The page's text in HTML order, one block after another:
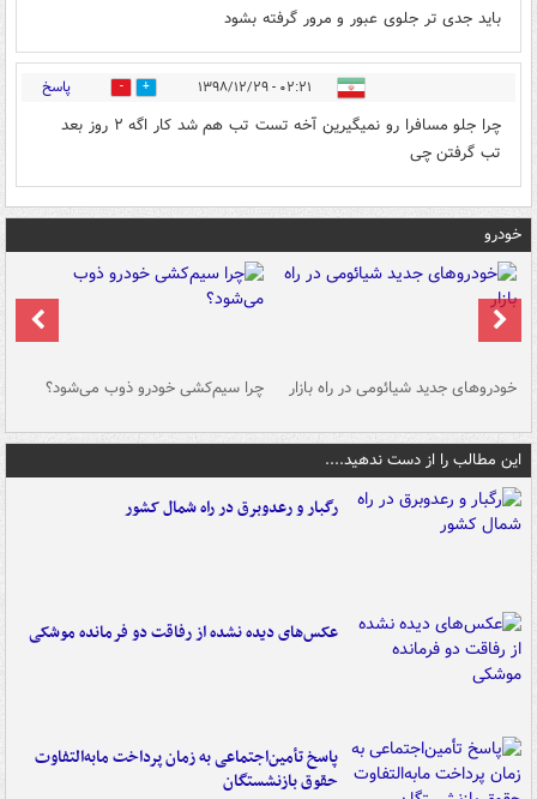
باید جدی تر جلوی عبور و مرور گرفته بشود
۰۲:۲۱ - ۱۳۹۸/۱۲/۲۹ 0 پاسخ
چرا جلو مسافرا رو نمیگیرین آخه تست تب هم شد کار اگه ۲ روز بعد
تب گرفتن چی
خودرو
خودروهای جدید شیائومی در راه بازار چرا سیم‌کشی خودرو ذوب می‌شود؟
این مطالب را از دست ندهید....
رگبار و رعدوبرق در راه شمال کشور
عکس‌های دیده نشده از رفاقت دو فرمانده‌ موشکی
پاسخ تأمین‌اجتماعی به زمان پرداخت مابه‌التفاوت
حقوق بازنشستگان